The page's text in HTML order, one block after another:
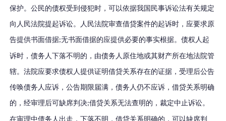
保护。公民的债权受到侵犯时，可以依据我国民事诉讼法有关规定
向人民法院提起诉讼。人民法院审查借贷案件的起诉时，应要求原
告提供书面借据;无书面借据的应提供必要的事实根据。债权人起
诉时，债务人下落不明的，由债务人原住地或其财产所在地法院管
辖。法院应要求债权人提供证明借贷关系存在的证据，受理后公告
传唤债务人应诉，公告期限届满，债务人仍不应诉，借贷关系明确
的，经审理后可缺席判决;借贷关系无法查明的，裁定中止诉讼。
在审理中债务人出走，下落不明，借贷关系明确的，可以缺席判